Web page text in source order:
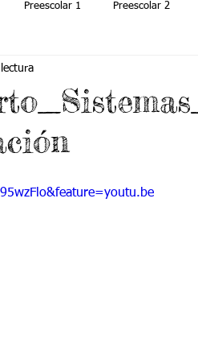
Preescolar 1 Preescolar 2
5
Grado 11
Transición-2020